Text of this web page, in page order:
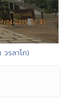
รลาโภ)